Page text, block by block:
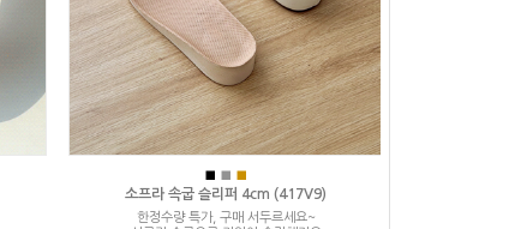
■ ■ ■
소프라 속굽 슬리퍼 4cm (417V9)
한정수량 특가, 구매 서두르세요~